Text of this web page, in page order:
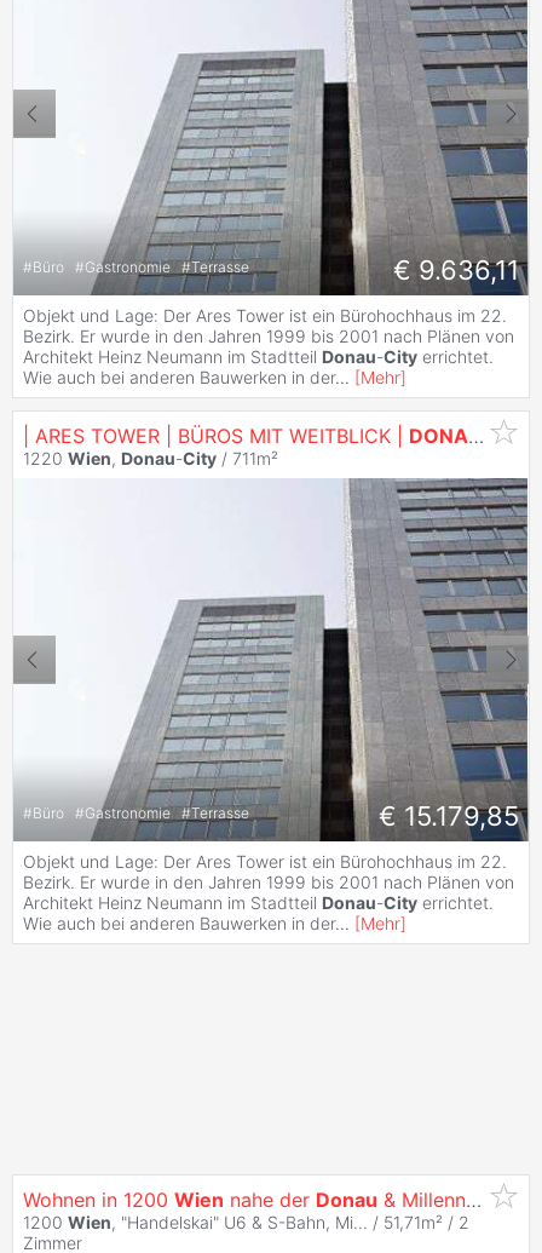
#Büro #Gastronomie #Terrasse € 9.636,11
Objekt und Lage: Der Ares Tower ist ein Bürohochhaus im 22.
Bezirk. Er wurde in den Jahren 1999 bis 2001 nach Plänen von
Architekt Heinz Neumann im Stadtteil Donau-City errichtet.
Wie auch bei anderen Bauwerken in der... [Mehr]
| ARES TOWER | BÜROS MIT WEITBLICK | DONAU CITY
1220 Wien, Donau-City / 711m²
#Büro #Gastronomie #Terrasse € 15.179,85
Objekt und Lage: Der Ares Tower ist ein Bürohochhaus im 22.
Bezirk. Er wurde in den Jahren 1999 bis 2001 nach Plänen von
Architekt Heinz Neumann im Stadtteil Donau-City errichtet.
Wie auch bei anderen Bauwerken in der... [Mehr]
Wohnen in 1200 Wien nahe der Donau & Millennium City
1200 Wien, "Handelskai" U6 & S-Bahn, Mi... / 51,71m² / 2
Zimmer